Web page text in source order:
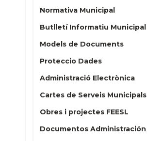
Normativa Municipal
Butlletí Informatiu Municipal
Models de Documents
Proteccio Dades
Administració Electrònica
Cartes de Serveis Municipals
Obres i projectes FEESL
Documentos Administración